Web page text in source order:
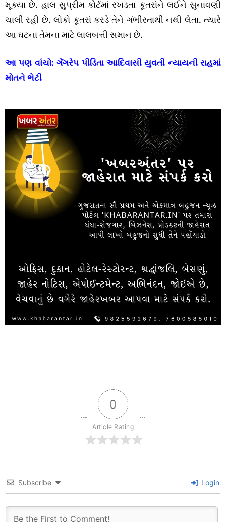
મૂક્યા છે. હાલ સુપ્રીમ કોર્ટમાં રખડતા કૂતરાંને લઈને સુનાવણી
ચાલી રહી છે. લોકો કૂતરાં કરડે તેને ગંભીરતાથી નથી લેતા. ત્યારે
આ ઘટના તેમના માટે લાલબત્તી સમાન છે.
આ પણ વાંચો:ગેંગરેપ પીડિતા આદિવાસી યુવતી ન્યાયની રાહમાં
મોતને ભેટી
0
Article Rating
Subscribe Login